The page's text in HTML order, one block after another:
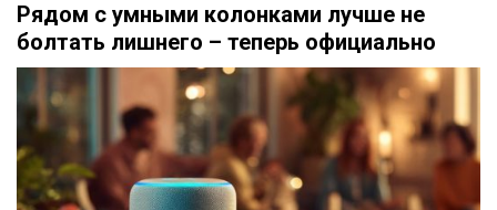
Рядом с умными колонками лучше не
болтать лишнего – теперь официально